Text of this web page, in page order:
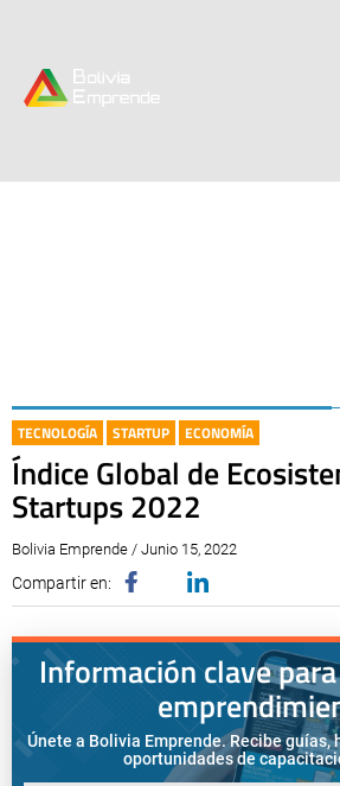
TECNOLOGÍA STARTUP ECONOMÍA
Índice Global de
Startups 2022
Bolivia Emprende / Junio 15, 2022
Compartir en:
Información clave
Únete a Bolivia Emprende. Recibe guías,
oportunidades de